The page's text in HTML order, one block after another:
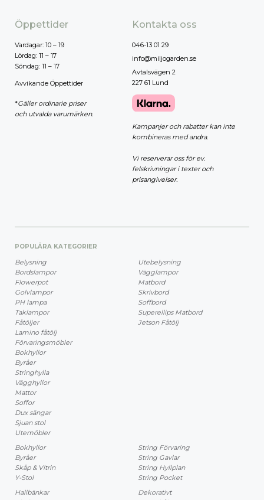
Öppettider
Vardagar: 10 – 19
Lördag: 11 – 17
Söndag: 11 – 17
Avvikande Öppettider
*Gäller ordinarie priser
och utvalda varumärken.
Kontakta oss
046-13 01 29
info@miljogarden.se
Avtalsvägen 2
227 61 Lund
Kampanjer och rabatter kan inte
kombineras med andra.
Vi reserverar oss för ev.
felskrivningar i texter och
prisangivelser.
POPULÄRA KATEGORIER
Belysning
Bordslampor
Flowerpot
Golvlampor
PH lampa
Taklampor
Fåtöljer
Lamino fåtölj
Förvaringsmöbler
Bokhyllor
Byråer
Stringhylla
Vägghyllor
Mattor
Soffor
Dux sängar
Sjuan stol
Utemöbler
Utebelysning
Vägglampor
Matbord
Skrivbord
Soffbord
Superellips Matbord
Jetson Fåtölj
Bokhyllor
Byråer
Skåp & Vitrin
Y-Stol
String Förvaring
String Gavlar
String Hyllplan
String Pocket
Hallbänkar
Dekorativt